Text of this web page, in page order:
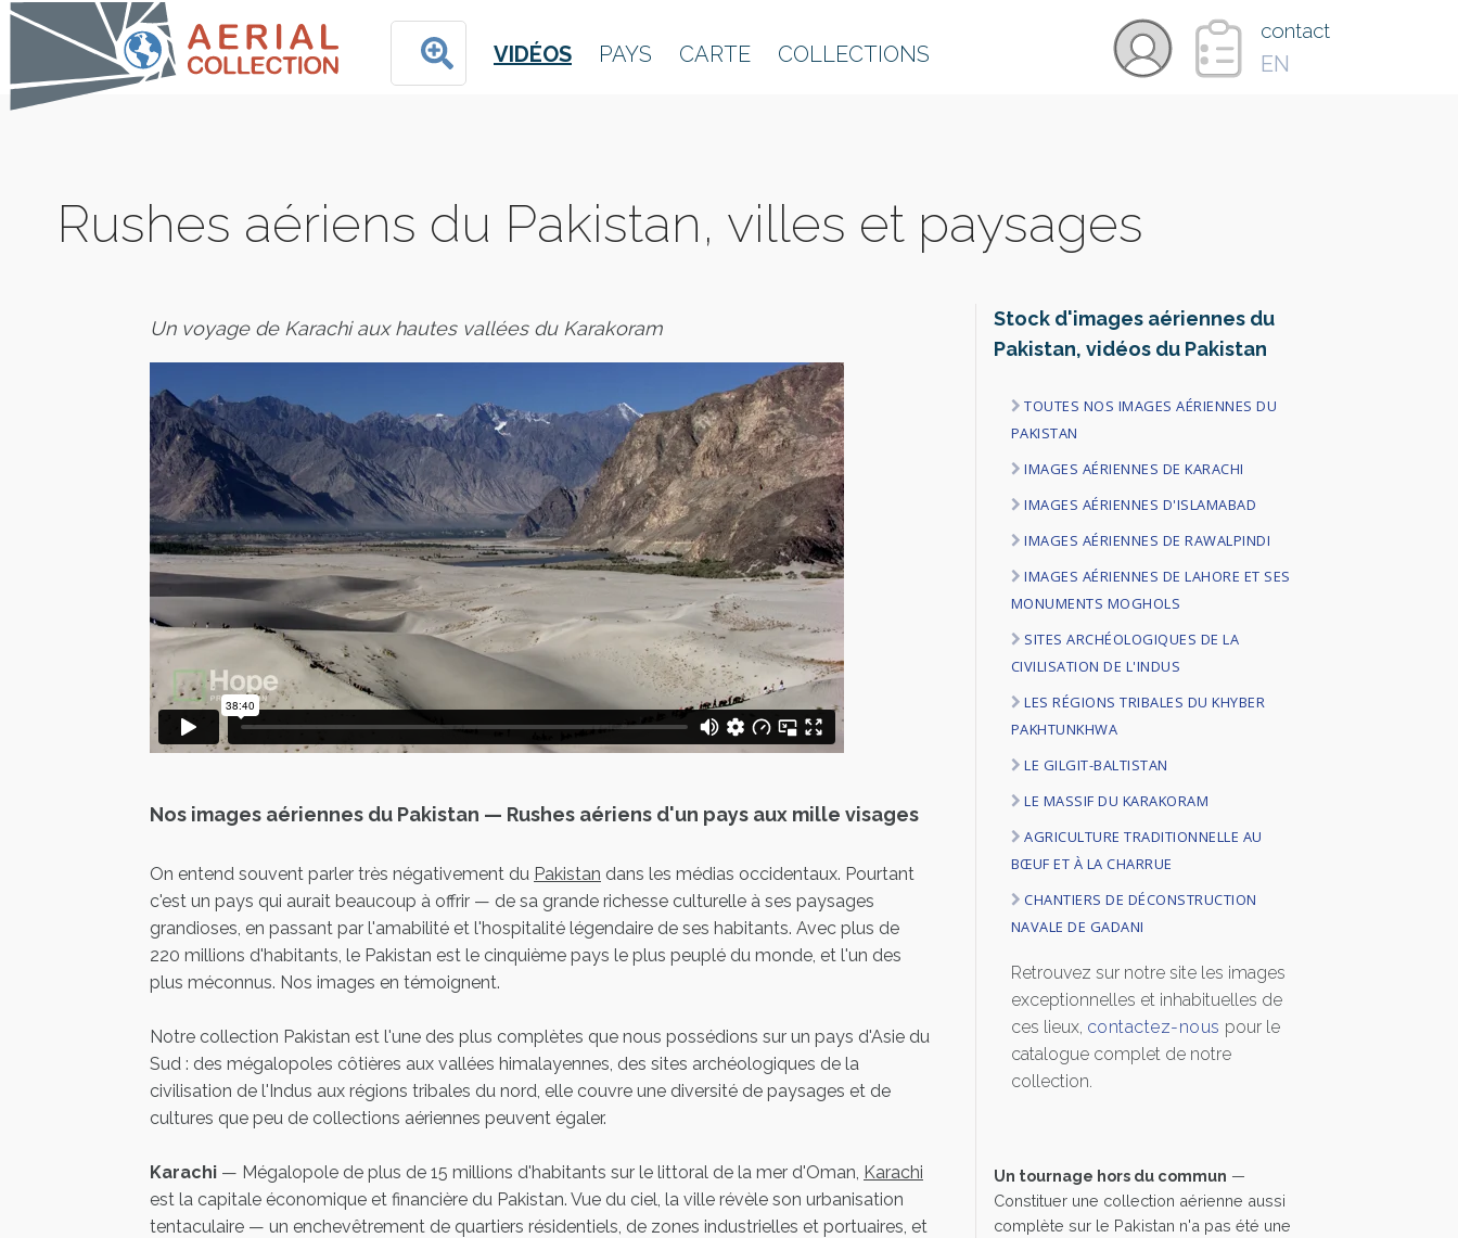
VIDÉOS PAYS CARTE COLLECTIONS
contact
EN
Rushes aériens du Pakistan, villes et paysages
Un voyage de Karachi aux hautes vallées du Karakoram
Nos images aériennes du Pakistan — Rushes aériens d'un pays aux mille visages
On entend souvent parler très négativement du Pakistan dans les médias occidentaux. Pourtant
c'est un pays qui aurait beaucoup à offrir — de sa grande richesse culturelle à ses paysages
grandioses, en passant par l'amabilité et l'hospitalité légendaire de ses habitants. Avec plus de
220 millions d'habitants, le Pakistan est le cinquième pays le plus peuplé du monde, et l'un des
plus méconnus. Nos images en témoignent.
Notre collection Pakistan est l'une des plus complètes que nous possédions sur un pays d'Asie du
Sud : des mégalopoles côtières aux vallées himalayennes, des sites archéologiques de la
civilisation de l'Indus aux régions tribales du nord, elle couvre une diversité de paysages et de
cultures que peu de collections aériennes peuvent égaler.
Karachi — Mégalopole de plus de 15 millions d'habitants sur le littoral de la mer d'Oman, Karachi
est la capitale économique et financière du Pakistan. Vue du ciel, la ville révèle son urbanisation
tentaculaire — un enchevêtrement de quartiers résidentiels, de zones industrielles et portuaires, et
Stock d'images aériennes du
Pakistan, vidéos du Pakistan
TOUTES NOS IMAGES AÉRIENNES DU
PAKISTAN
IMAGES AÉRIENNES DE KARACHI
IMAGES AÉRIENNES D'ISLAMABAD
IMAGES AÉRIENNES DE RAWALPINDI
IMAGES AÉRIENNES DE LAHORE ET SES
MONUMENTS MOGHOLS
SITES ARCHÉOLOGIQUES DE LA
CIVILISATION DE L'INDUS
LES RÉGIONS TRIBALES DU KHYBER
PAKHTUNKHWA
LE GILGIT-BALTISTAN
LE MASSIF DU KARAKORAM
AGRICULTURE TRADITIONNELLE AU
BŒUF ET À LA CHARRUE
CHANTIERS DE DÉCONSTRUCTION
NAVALE DE GADANI
Retrouvez sur notre site les images
exceptionnelles et inhabituelles de
ces lieux, contactez-nous pour le
catalogue complet de notre
collection.
Un tournage hors du commun —
Constituer une collection aérienne aussi
complète sur le Pakistan n'a pas été une